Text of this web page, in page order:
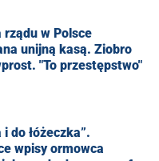
rządu w Polsce
unijną kasą. Ziobro
"To przestępstwo"
i do łóżeczka”.
wpisy ormowca